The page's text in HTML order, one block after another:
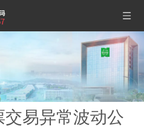
易异常波动公